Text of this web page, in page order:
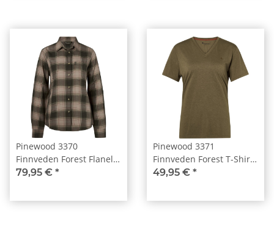
Pinewood 3370
Finnveden Forest Flanell
Damenbluse
79,95 € *
Pinewood 3371
Finnveden Forest T-Shirt
Damen Olive Green (770)
49,95 € *